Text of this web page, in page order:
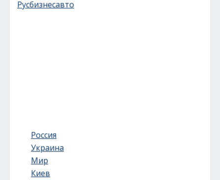
Русбизнесавто
Россия
Украина
Мир
Киев